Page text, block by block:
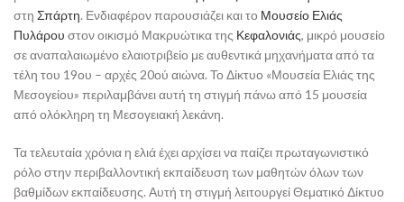
στη Σπάρτη. Ενδιαφέρον παρουσιάζει και το Μουσείο Ελιάς
Πυλάρου στον οικισμό Μακρυώτικα της Κεφαλονιάς, μικρό μουσείο
σε αναπαλαιωμένο ελαιοτριβείο με αυθεντικά μηχανήματα από τα
τέλη του 19ου – αρχές 20ού αιώνα. Το Δίκτυο «Μουσεία Ελιάς της
Μεσογείου» περιλαμβάνει αυτή τη στιγμή πάνω από 15 μουσεία
από ολόκληρη τη Μεσογειακή λεκάνη.
Τα τελευταία χρόνια η ελιά έχει αρχίσει να παίζει πρωταγωνιστικό
ρόλο στην περιβαλλοντική εκπαίδευση των μαθητών όλων των
βαθμίδων εκπαίδευσης. Αυτή τη στιγμή λειτουργεί Θεματικό Δίκτυο